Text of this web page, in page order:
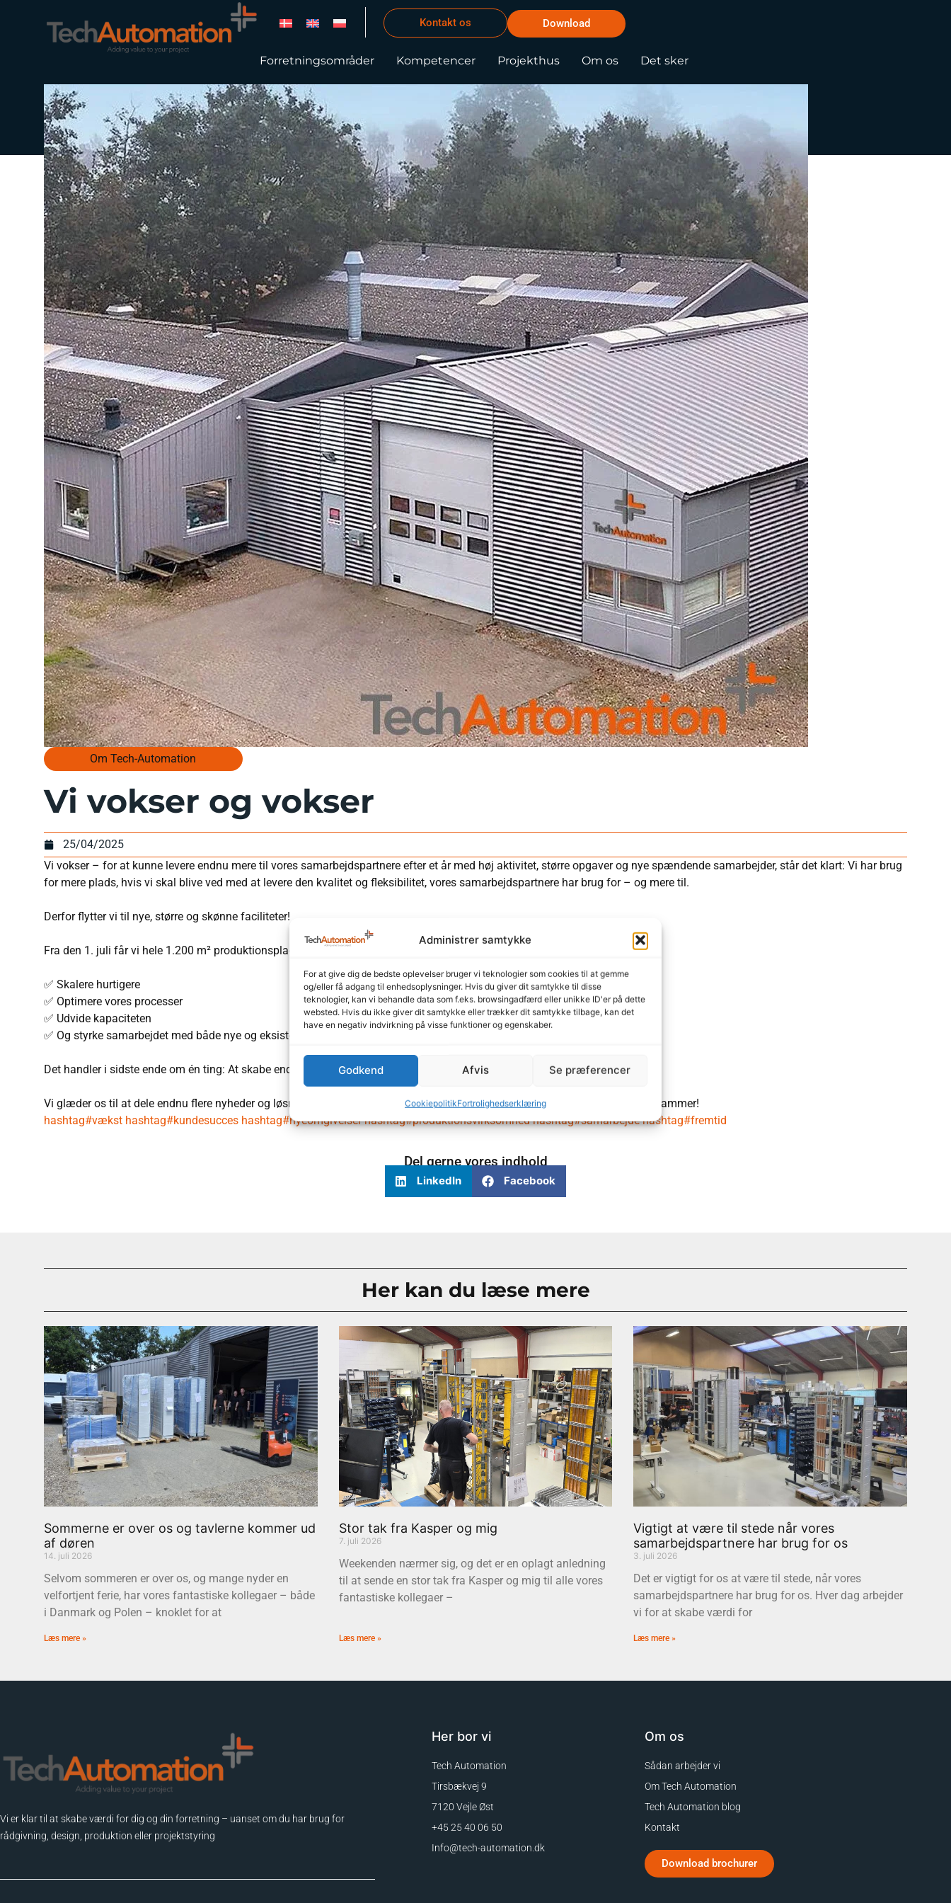
Administrer samtykke
For at give dig de bedste oplevelser bruger vi teknologier som cookies til at gemme
og/eller få adgang til enhedsoplysninger. Hvis du giver dit samtykke til disse
teknologier, kan vi behandle data som f.eks. browsingadfærd eller unikke ID'er på dette
websted. Hvis du ikke giver dit samtykke eller trækker dit samtykke tilbage, kan det
have en negativ indvirkning på visse funktioner og egenskaber.
Godkend Afvis Se præferencer
CookiepolitikFortrolighedserklæring
Kontakt os Download
Forretningsområder Kompetencer Projekthus Om os Det sker
Om Tech-Automation
Vi vokser og vokser
25/04/2025
Vi vokser – for at kunne levere endnu mere til vores samarbejdspartnere efter et år med høj aktivitet, større opgaver og nye spændende samarbejder, står det klart: Vi har brug
for mere plads, hvis vi skal blive ved med at levere den kvalitet og fleksibilitet, vores samarbejdspartnere har brug for – og mere til.
Derfor flytter vi til nye, større og skønne faciliteter!
Fra den 1. juli får vi hele 1.200 m² produktionsplads og 200 m² kontor, som giver os mulighed for at:
✅ Skalere hurtigere
✅ Optimere vores processer
✅ Udvide kapaciteten
✅ Og styrke samarbejdet med både nye og eksisterende samarbejdspartnere
Det handler i sidste ende om én ting: At skabe endnu mere værdi for dem, vi er her for – jer, vores samarbejdspartnere.
Vi glæder os til at dele endnu flere nyheder og løsninger i de kommende måneder – og til at byde jer velkommen i vores nye rammer!
hashtag#vækst hashtag#kundesucces hashtag#nyeomgivelser hashtag#produktionsvirksomhed hashtag#samarbejde hashtag#fremtid
Del gerne vores indhold
LinkedIn Facebook
Her kan du læse mere
Sommerne er over os og tavlerne kommer ud
af døren
14. juli 2026
Selvom sommeren er over os, og mange nyder en
velfortjent ferie, har vores fantastiske kollegaer – både
i Danmark og Polen – knoklet for at
Læs mere »
Stor tak fra Kasper og mig
7. juli 2026
Weekenden nærmer sig, og det er en oplagt anledning
til at sende en stor tak fra Kasper og mig til alle vores
fantastiske kollegaer –
Læs mere »
Vigtigt at være til stede når vores
samarbejdspartnere har brug for os
3. juli 2026
Det er vigtigt for os at være til stede, når vores
samarbejdspartnere har brug for os. Hver dag arbejder
vi for at skabe værdi for
Læs mere »
Vi er klar til at skabe værdi for dig og din forretning – uanset om du har brug for
rådgivning, design, produktion eller projektstyring
Her bor vi
Tech Automation
Tirsbækvej 9
7120 Vejle Øst
+45 25 40 06 50
Info@tech-automation.dk
Om os
Sådan arbejder vi
Om Tech Automation
Tech Automation blog
Kontakt
Download brochurer